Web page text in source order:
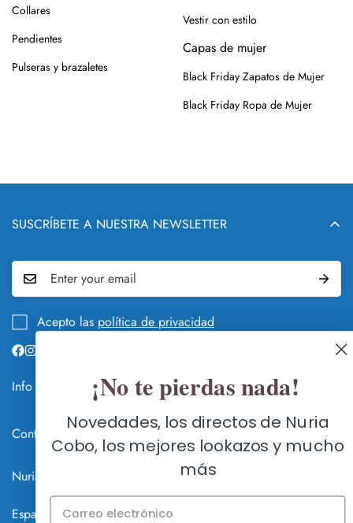
Collares
Pendientes
Pulseras y brazaletes
Vestir con estilo
Capas de mujer
Black Friday Zapatos de Mujer
Black Friday Ropa de Mujer
SUSCRÍBETE A NUESTRA NEWSLETTER
Acepto las política de privacidad
Info legal y DEVOLUCIONES
QUIÉN Y QUÉ ES NURIA COBO
GUÍA DE CAMBIOS Y DEVOLUCIONES
HACER UN CAMBIO O DEVOLUCIÓN
ENVÍOS A TODO EL MUNDO
Contacte con nosotros
FLAGSHIP STORE SEVILLA
C/ Méndez Núñez 7, 41001 Sevilla
Lunes a Sábados: AGOSTO CERRADA POR VACACIONES
Online abierto 24h. en www.nuriacobo.com
Nuria Cobo, Zapatos de Fiesta Online © 2026
Español
¡No te pierdas nada!
Novedades, los directos de Nuria
Cobo, los mejores lookazos y mucho
más